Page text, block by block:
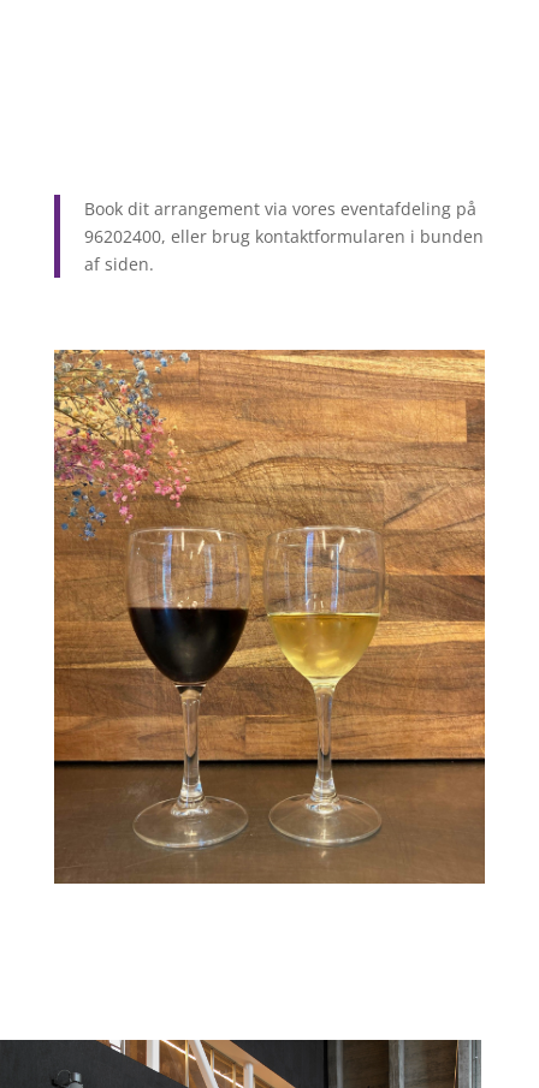
Book dit arrangement via vores eventafdeling på
96202400, eller brug kontaktformularen i bunden
af siden.